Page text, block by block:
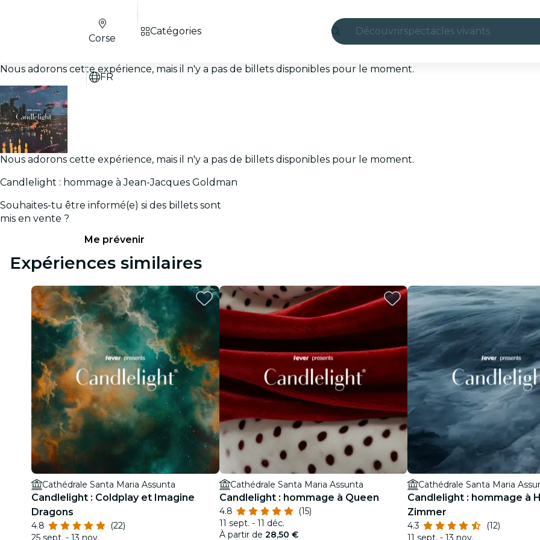
Découvrirspectacles vivants
São Paulo
restaurants
cinéma
Corse
FR
Catégories
Nous adorons cette expérience, mais il n'y a pas de billets disponibles pour le moment.
Nous adorons cette expérience, mais il n'y a pas de billets disponibles pour le moment.
Candlelight : hommage à Jean-Jacques Goldman
Souhaites-tu être informé(e) si des billets sont
mis en vente ?
Me prévenir
Expériences similaires
Cathédrale Santa Maria Assunta
Candlelight : Coldplay et Imagine
Dragons
4.8
(22)
25 sept. - 13 nov.
Cathédrale Santa Maria Assunta
Candlelight : hommage à Queen
4.8
(15)
11 sept. - 11 déc.
À partir de 28,50 €
Cathédrale Santa Maria
Candlelight : hommage à
Zimmer
4.3
(12)
11 sept. - 13 nov.